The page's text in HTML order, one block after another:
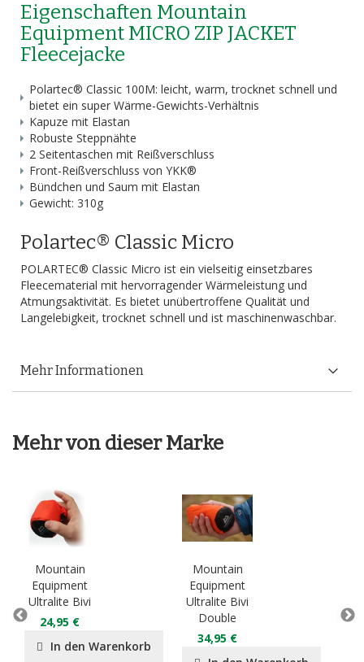
Eigenschaften Mountain
Equipment MICRO ZIP JACKET
Fleecejacke
Polartec® Classic 100M: leicht, warm, trocknet schnell und
bietet ein super Wärme-Gewichts-Verhältnis
Kapuze mit Elastan
Robuste Steppnähte
2 Seitentaschen mit Reißverschluss
Front-Reißverschluss von YKK®
Bündchen und Saum mit Elastan
Gewicht: 310g
Polartec® Classic Micro
POLARTEC® Classic Micro ist ein vielseitig einsetzbares
Fleecematerial mit hervorragender Wärmeleistung und
Atmungsaktivität. Es bietet unübertroffene Qualität und
Langelebigkeit, trocknet schnell und ist maschinenwaschbar.
Mehr Informationen
Mehr von dieser Marke
Mountain
Equipment
Ultralite Bivi
24,95 €
In den Warenkorb
Mountain
Equipment
Ultralite Bivi
Double
34,95 €